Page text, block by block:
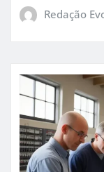
Redação